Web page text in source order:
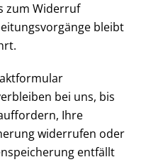
zum Widerruf
bleibt
bei uns, bis
Ihre
widerrufen oder
entfällt